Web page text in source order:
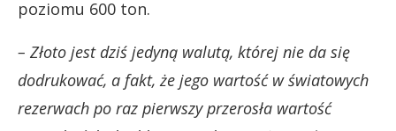
poziomu 600 ton.
– Złoto jest dziś jedyną walutą, której nie da się
dodrukować, a fakt, że jego wartość w światowych
rezerwach po raz pierwszy przerosła wartość